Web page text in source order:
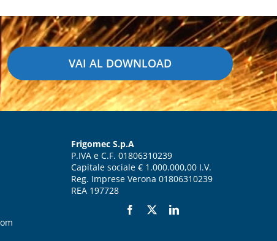
VAI AL DOWNLOAD
Frigomec S.p.A
P.IVA e C.F. 01806310239
Capitale sociale € 1.000.000,00 I.V.
Reg. Imprese Verona 01806310239
REA 197728